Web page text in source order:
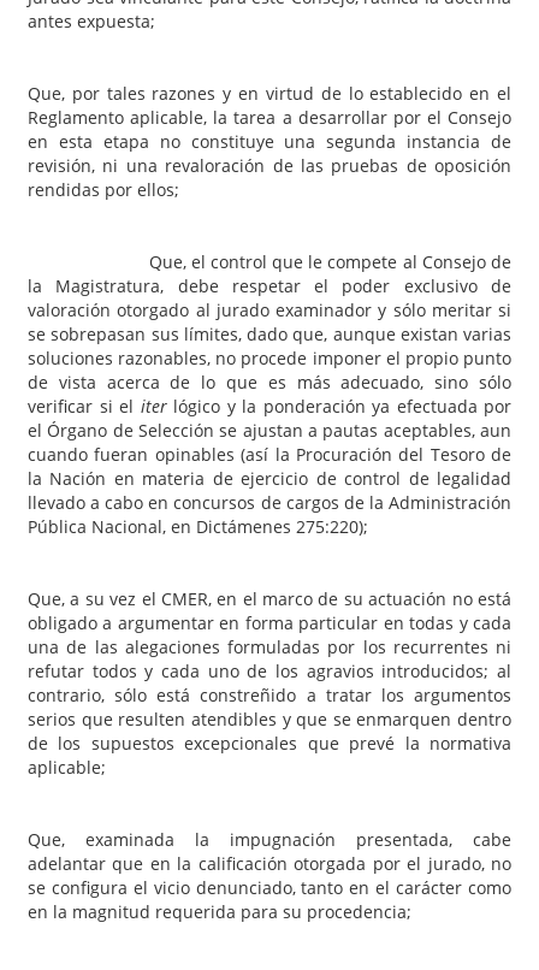
antes expuesta;
Que, por tales razones y en virtud de lo establecido en el
Reglamento aplicable, la tarea a desarrollar por el Consejo
en esta etapa no constituye una segunda instancia de
revisión, ni una revaloración de las pruebas de oposición
rendidas por ellos;
Que, el control que le compete al Consejo de
la Magistratura, debe respetar el poder exclusivo de
valoración otorgado al jurado examinador y sólo meritar si
se sobrepasan sus límites, dado que, aunque existan varias
soluciones razonables, no procede imponer el propio punto
de vista acerca de lo que es más adecuado, sino sólo
verificar si el iterlógico y la ponderación ya efectuada por
el Órgano de Selección se ajustan a pautas aceptables, aun
cuando fueran opinables (así la Procuración del Tesoro de
la Nación en materia de ejercicio de control de legalidad
llevado a cabo en concursos de cargos de la Administración
Pública Nacional, en Dictámenes 275:220);
Que, a su vez el CMER, en el marco de su actuación no está
obligado a argumentar en forma particular en todas y cada
una de las alegaciones formuladas por los recurrentes ni
refutar todos y cada uno de los agravios introducidos; al
contrario, sólo está constreñido a tratar los argumentos
serios que resulten atendibles y que se enmarquen dentro
de los supuestos excepcionales que prevé la normativa
aplicable;
Que, examinada la impugnación presentada, cabe
adelantar que en la calificación otorgada por el jurado, no
se configura el vicio denunciado, tanto en el carácter como
en la magnitud requerida para su procedencia;